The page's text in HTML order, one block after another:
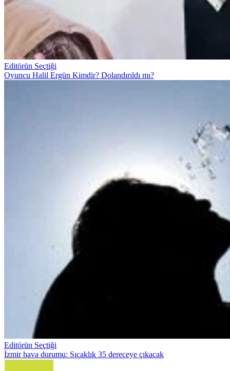
Editörün Seçtiği
Oyuncu Halil Ergün Kimdir? Dolandırıldı mı?
Editörün Seçtiği
İzmir hava durumu: Sıcaklık 35 dereceye çıkacak